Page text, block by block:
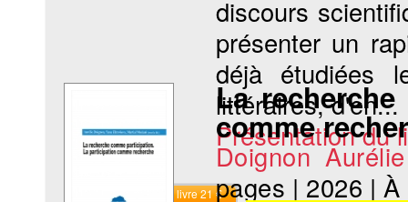
discours
présenter un
déjà étudiées
littéraires, d'en...
Présentation du
Commander le livre 21 €
La
comme
Doignon
pages | 2026 |À